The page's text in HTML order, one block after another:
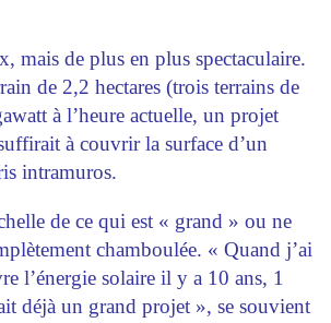
mais de plus en plus spectaculaire.
de 2,2 hectares (trois terrains de
à l’heure actuelle, un projet
à couvrir la surface d’un
intramuros.
de ce qui est « grand » ou ne
chamboulée. « Quand j’ai
l’énergie solaire il y a 10 ans, 1
déjà un grand projet », se souvient